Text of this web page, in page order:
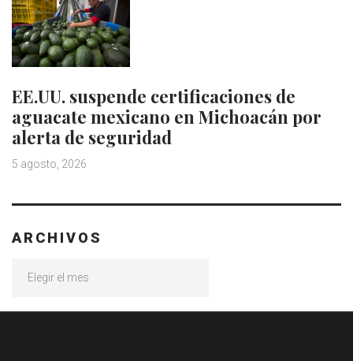
EE.UU. suspende certificaciones de
aguacate mexicano en Michoacán por
alerta de seguridad
5 agosto, 2026
ARCHIVOS